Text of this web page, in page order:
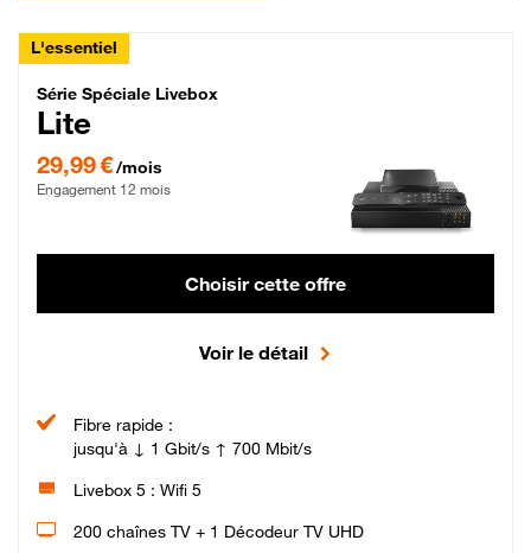
L'essentiel
Série Spéciale Livebox Lite Fibre
Série Spéciale Livebox
Lite
29,99 €/mois
Engagement 12 mois
Choisir cette offre
Voir le détail
Fibre rapide :
jusqu'à ↓ 1 Gbit/s ↑ 700 Mbit/s
Livebox 5 : Wifi 5
200 chaînes TV + 1 Décodeur TV UHD